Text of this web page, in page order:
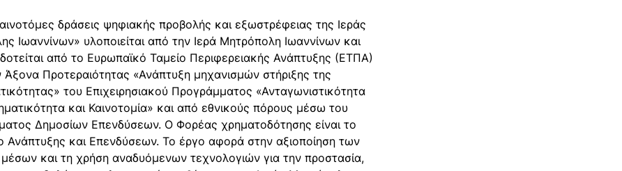
δράσεις ψηφιακής προβολής και εξωστρέφειας της Ιεράς
Ιωαννίνων» υλοποιείται από την Ιερά Μητρόπολη Ιωαννίνων και
από το Ευρωπαϊκό Ταμείο Περιφερειακής Ανάπτυξης (ΕΤΠΑ)
Άξονα Προτεραιότητας «Ανάπτυξη μηχανισμών στήριξης της
του Επιχειρησιακού Προγράμματος «Ανταγωνιστικότητα
και Καινοτομία» και από εθνικούς πόρους μέσω του
Δημοσίων Επενδύσεων. O Φορέας χρηματοδότησης είναι το
Ανάπτυξης και Επενδύσεων. Το έργο αφορά στην αξιοποίηση των
και τη χρήση αναδυόμενων τεχνολογιών για την προστασία,